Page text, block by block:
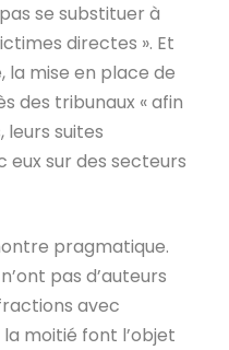
se substituer à
directes ». Et
la mise en place de
des tribunaux « afin
leurs suites
sur des secteurs
pragmatique.
pas d’auteurs
avec
moitié font l’objet